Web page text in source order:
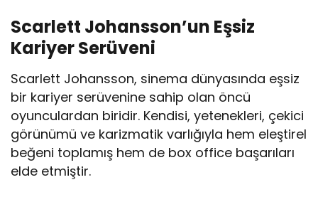
Scarlett Johansson’un Eşsiz
Kariyer Serüveni
Scarlett Johansson, sinema dünyasında eşsiz
bir kariyer serüvenine sahip olan öncü
oyunculardan biridir. Kendisi, yetenekleri, çekici
görünümü ve karizmatik varlığıyla hem eleştirel
beğeni toplamış hem de box office başarıları
elde etmiştir.